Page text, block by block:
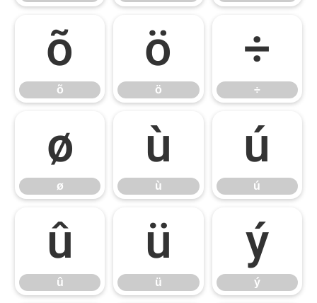
õ
õ
ö
ö
÷
÷
ø
ø
ù
ù
ú
ú
û
û
ü
ü
ý
ý